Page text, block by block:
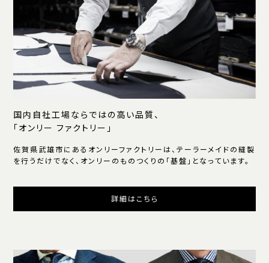
国内自社工場ならではの高い品質、
「オンリー ファクトリー」
佐賀県武雄市にあるオンリーファクトリーは、テーラーメイドの縫製
を行うだけでなく、オンリーのものつくりの「基盤」となっています。
詳細はこちら